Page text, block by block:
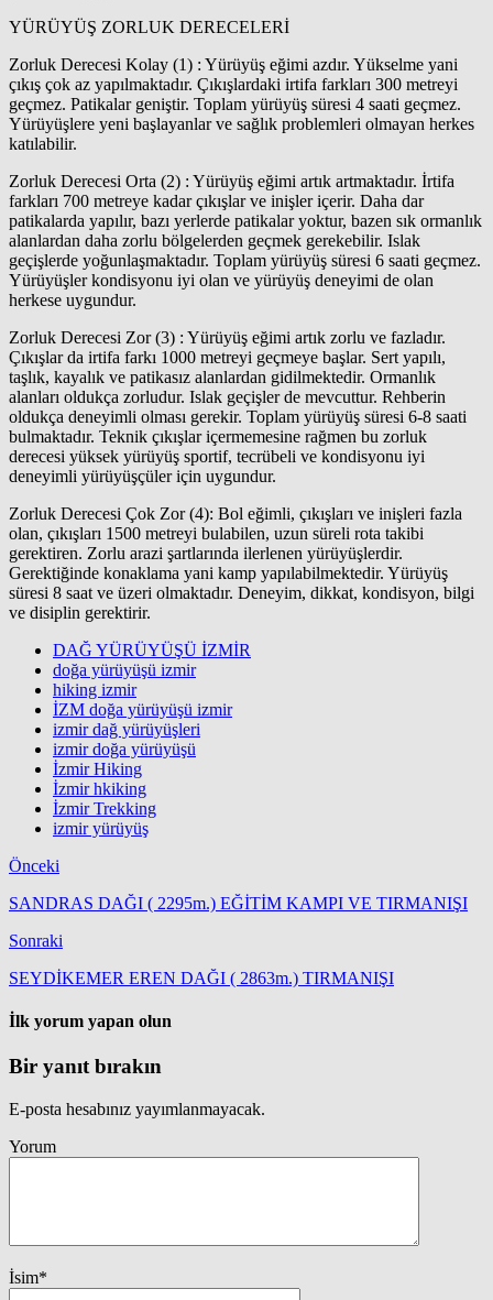
YÜRÜYÜŞ ZORLUK DERECELERİ
Zorluk Derecesi Kolay (1) : Yürüyüş eğimi azdır. Yükselme yani
çıkış çok az yapılmaktadır. Çıkışlardaki irtifa farkları 300 metreyi
geçmez. Patikalar geniştir. Toplam yürüyüş süresi 4 saati geçmez.
Yürüyüşlere yeni başlayanlar ve sağlık problemleri olmayan herkes
katılabilir.
Zorluk Derecesi Orta (2) : Yürüyüş eğimi artık artmaktadır. İrtifa
farkları 700 metreye kadar çıkışlar ve inişler içerir. Daha dar
patikalarda yapılır, bazı yerlerde patikalar yoktur, bazen sık ormanlık
alanlardan daha zorlu bölgelerden geçmek gerekebilir. Islak
geçişlerde yoğunlaşmaktadır. Toplam yürüyüş süresi 6 saati geçmez.
Yürüyüşler kondisyonu iyi olan ve yürüyüş deneyimi de olan
herkese uygundur.
Zorluk Derecesi Zor (3) : Yürüyüş eğimi artık zorlu ve fazladır.
Çıkışlar da irtifa farkı 1000 metreyi geçmeye başlar. Sert yapılı,
taşlık, kayalık ve patikasız alanlardan gidilmektedir. Ormanlık
alanları oldukça zorludur. Islak geçişler de mevcuttur. Rehberin
oldukça deneyimli olması gerekir. Toplam yürüyüş süresi 6-8 saati
bulmaktadır. Teknik çıkışlar içermemesine rağmen bu zorluk
derecesi yüksek yürüyüş sportif, tecrübeli ve kondisyonu iyi
deneyimli yürüyüşçüler için uygundur.
Zorluk Derecesi Çok Zor (4): Bol eğimli, çıkışları ve inişleri fazla
olan, çıkışları 1500 metreyi bulabilen, uzun süreli rota takibi
gerektiren. Zorlu arazi şartlarında ilerlenen yürüyüşlerdir.
Gerektiğinde konaklama yani kamp yapılabilmektedir. Yürüyüş
süresi 8 saat ve üzeri olmaktadır. Deneyim, dikkat, kondisyon, bilgi
ve disiplin gerektirir.
DAĞ YÜRÜYÜŞÜ İZMİR
doğa yürüyüşü izmir
hiking izmir
İZM doğa yürüyüşü izmir
izmir dağ yürüyüşleri
izmir doğa yürüyüşü
İzmir Hiking
İzmir hkiking
İzmir Trekking
izmir yürüyüş
Önceki
SANDRAS DAĞI ( 2295m.) EĞİTİM KAMPI VE TIRMANIŞI
Sonraki
SEYDİKEMER EREN DAĞI ( 2863m.) TIRMANIŞI
İlk yorum yapan olun
Bir yanıt bırakın
E-posta hesabınız yayımlanmayacak.
Yorum
İsim*